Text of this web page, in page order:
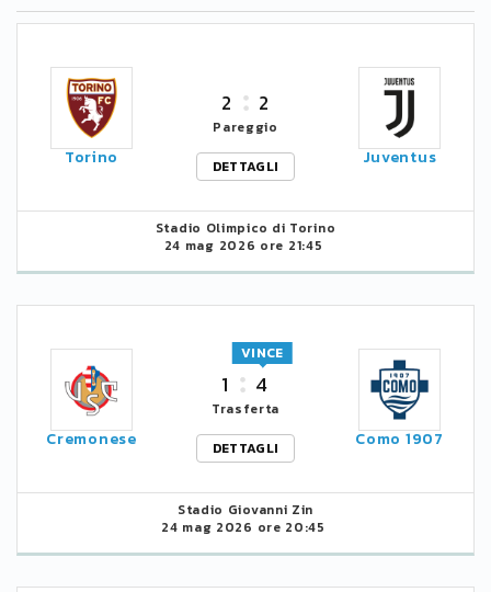
Torino
2 2
Pareggio
DETTAGLI
Juventus
Stadio Olimpico di Torino
24 mag 2026 ore 21:45
Cremonese
1 4
VINCE
Trasferta
DETTAGLI
Como 1907
Stadio Giovanni Zin
24 mag 2026 ore 20:45